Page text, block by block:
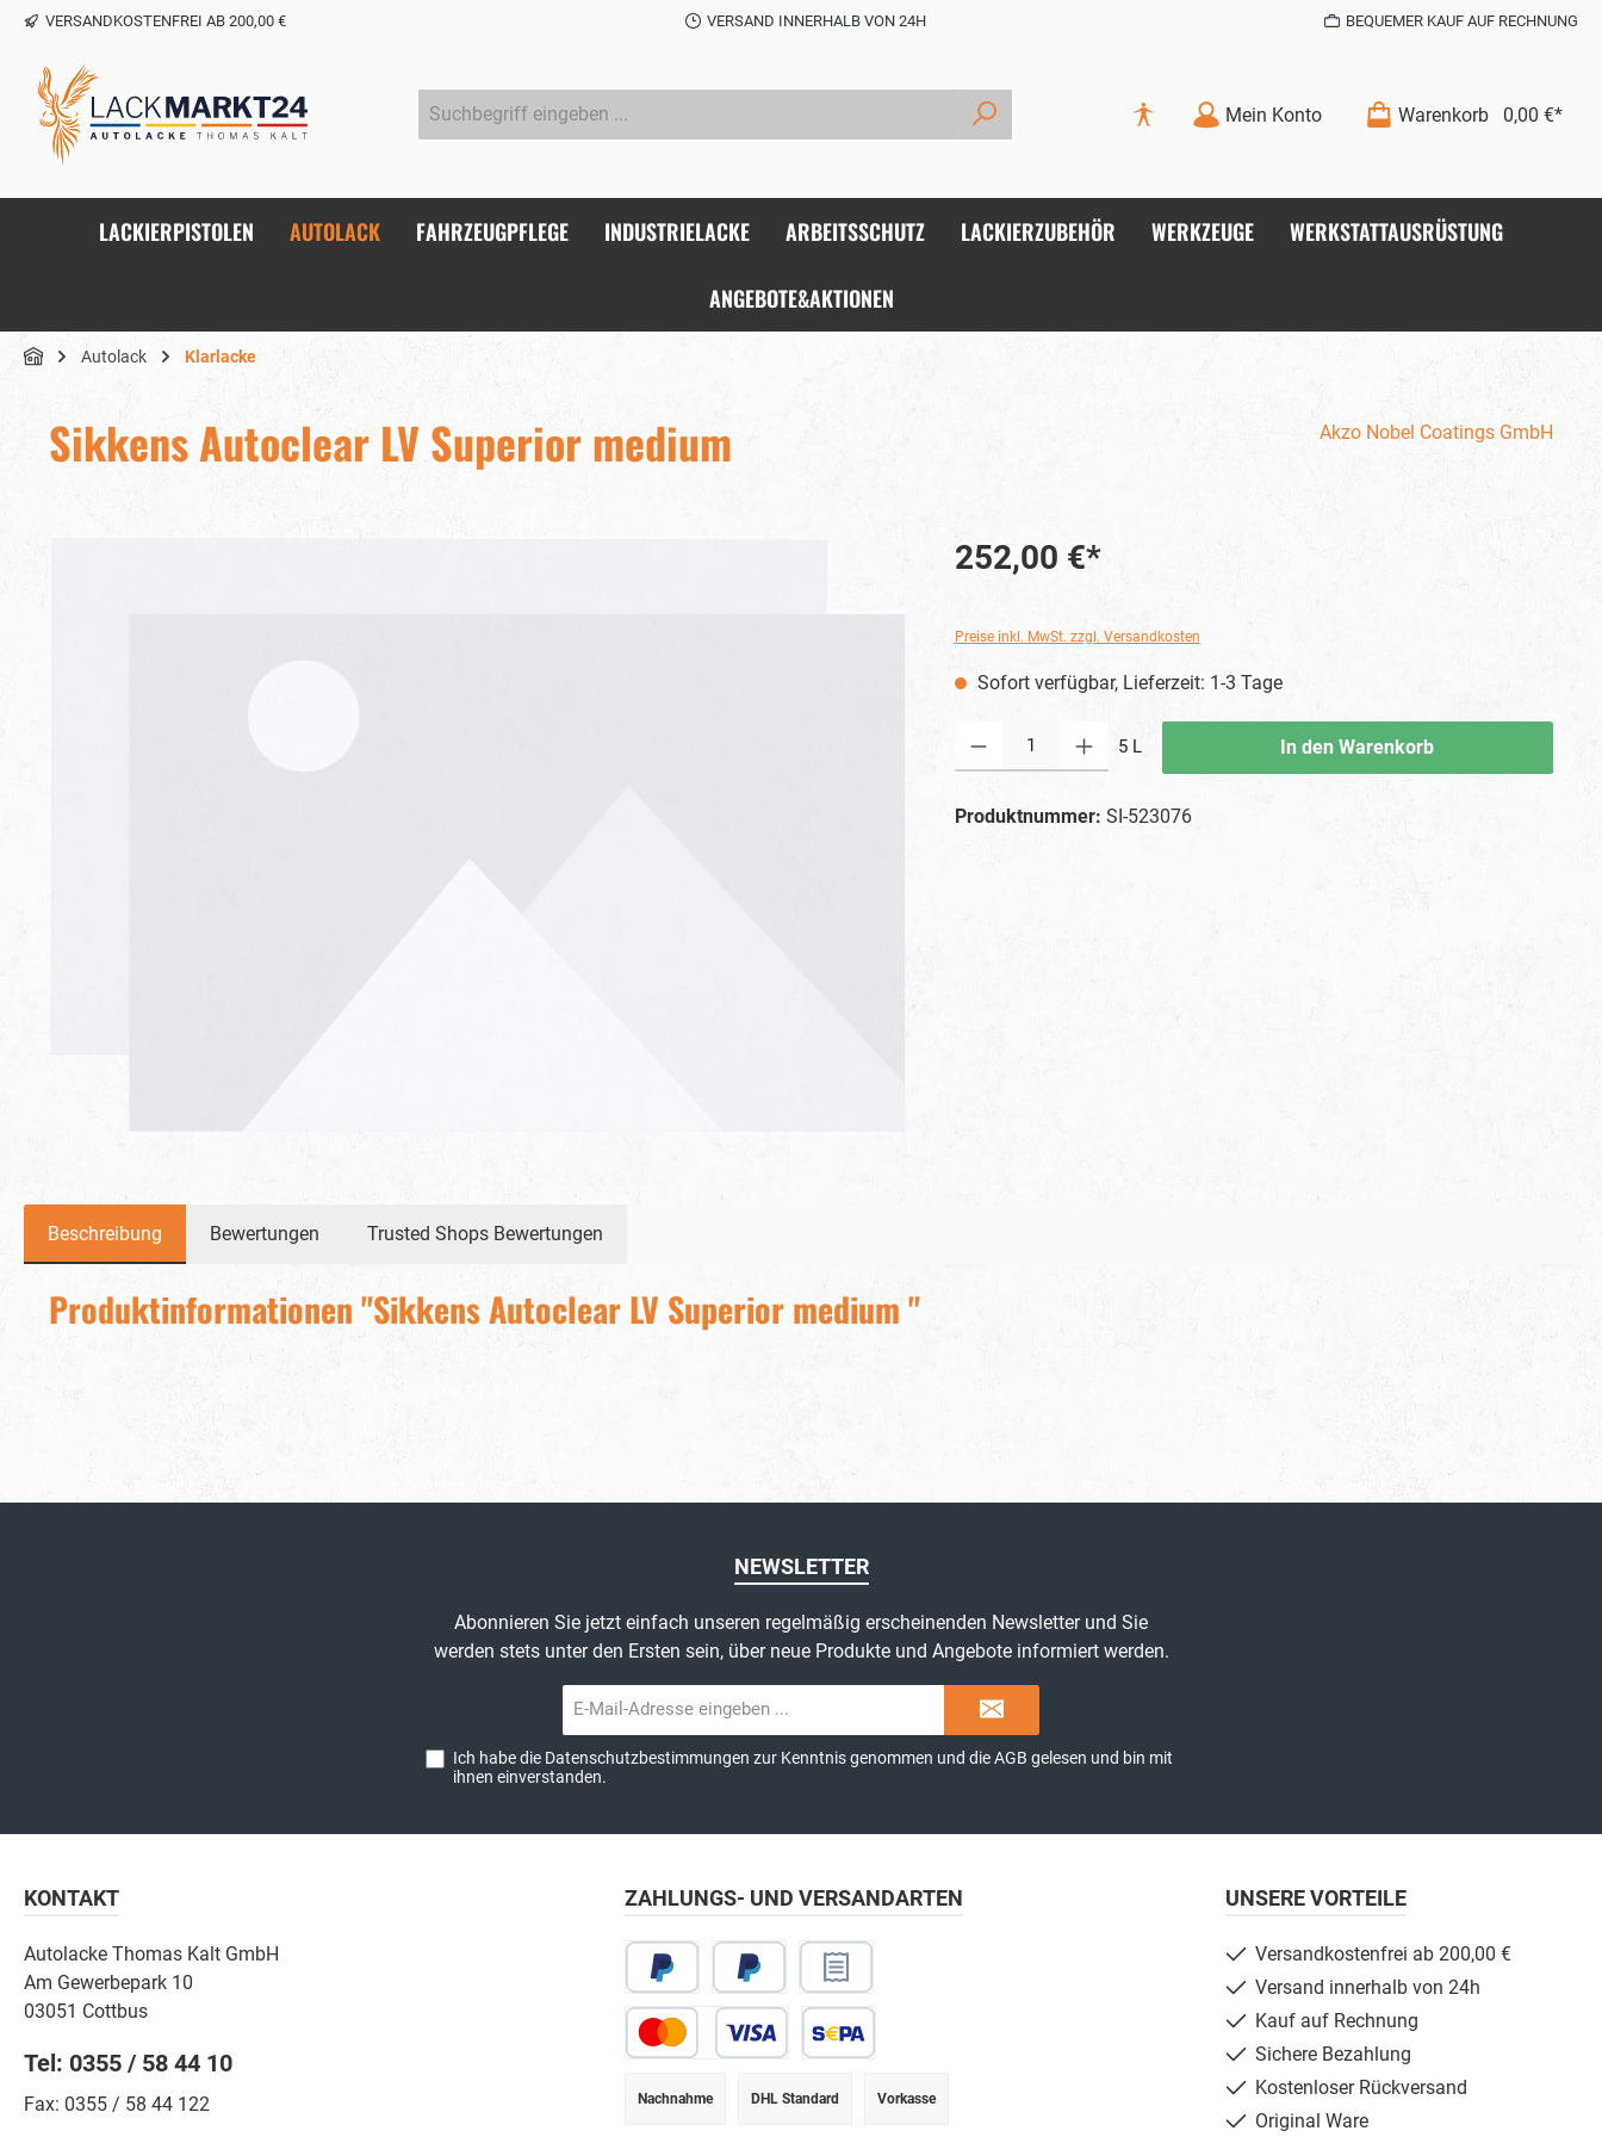
Zur Hauptnavigation springen
VERSANDKOSTENFREI AB 200,00 € VERSAND INNERHALB VON 24H BEQUEMER KAUF AUF RECHNUNG
Mein Konto Warenkorb 0,00 €*
LACKIERPISTOLEN AUTOLACK FAHRZEUGPFLEGE INDUSTRIELACKE ARBEITSSCHUTZ LACKIERZUBEHÖR WERKZEUGE WERKSTATTAUSRÜSTUNG
ANGEBOTE&AKTIONEN
Autolack Klarlacke
Sikkens Autoclear LV Superior medium Akzo Nobel Coatings GmbH
252,00 €*
Preise inkl. MwSt. zzgl. Versandkosten
Sofort verfügbar, Lieferzeit: 1-3 Tage
5 L In den Warenkorb
Produktnummer: SI-523076
Beschreibung Bewertungen Trusted Shops Bewertungen
Produktinformationen "Sikkens Autoclear LV Superior medium "
NEWSLETTER
Abonnieren Sie jetzt einfach unseren regelmäßig erscheinenden Newsletter und Sie
werden stets unter den Ersten sein, über neue Produkte und Angebote informiert werden.
Mail-
Adresse*
Ich habe die Datenschutzbestimmungen zur Kenntnis genommen und dieAGB gelesen und bin mit
ihnen einverstanden.
KONTAKT
Autolacke Thomas Kalt GmbH
Am Gewerbepark 10
03051 Cottbus
Tel: 0355 / 58 44 10
Fax: 0355 / 58 44 122
ZAHLUNGS- UND VERSANDARTEN
Vorkasse
Nachnahme DHL Standard
UNSERE VORTEILE
Versandkostenfrei ab 200,00 €
Versand innerhalb von 24h
Kauf auf Rechnung
Sichere Bezahlung
Kostenloser Rückversand
Original Ware